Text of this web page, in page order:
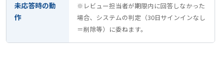
未応答時の動
作
※レビュー担当者が期限内に回答しなかった
場合、システムの判定（30日サインインなし
＝削除等）に委ねます。